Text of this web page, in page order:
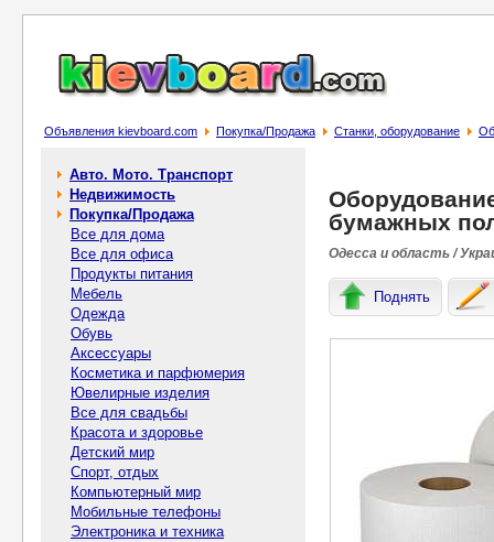
Объявления kievboard.com Покупка/Продажа Станки, оборудование
Авто. Мото. Транспорт
Недвижимость
Покупка/Продажа
Все для дома
Все для офиса
Продукты питания
Мебель
Одежда
Обувь
Аксессуары
Косметика и парфюмерия
Ювелирные изделия
Все для свадьбы
Красота и здоровье
Детский мир
Спорт, отдых
Компьютерный мир
Мобильные телефоны
Электроника и техника
бумажных
Одесса и область /
Поднять